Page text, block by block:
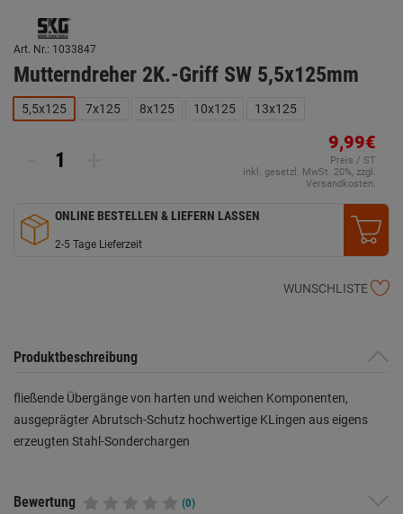
Art. Nr.: 1033847
Mutterndreher 2K.-Griff SW 5,5x125mm
5,5x125 7x125 8x125 10x125 13x125
9,99€
Preis / ST
inkl. gesetzl. MwSt. 20%, zzgl.
Versandkosten.
ONLINE BESTELLEN & LIEFERN LASSEN
2-5 Tage Lieferzeit
WUNSCHLISTE
Produktbeschreibung
fließende Übergänge von harten und weichen Komponenten,
ausgeprägter Abrutsch-Schutz hochwertige KLingen aus eigens
erzeugten Stahl-Sonderchargen
Bewertung (0)